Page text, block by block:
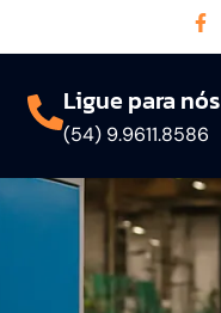
Ligue para nós
(54) 9.9611.8586